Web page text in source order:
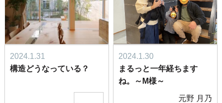
2024.1.31
構造どうなっている？
2024.1.30
まるっと一年経ちます
ね。～M様～
元野 月乃